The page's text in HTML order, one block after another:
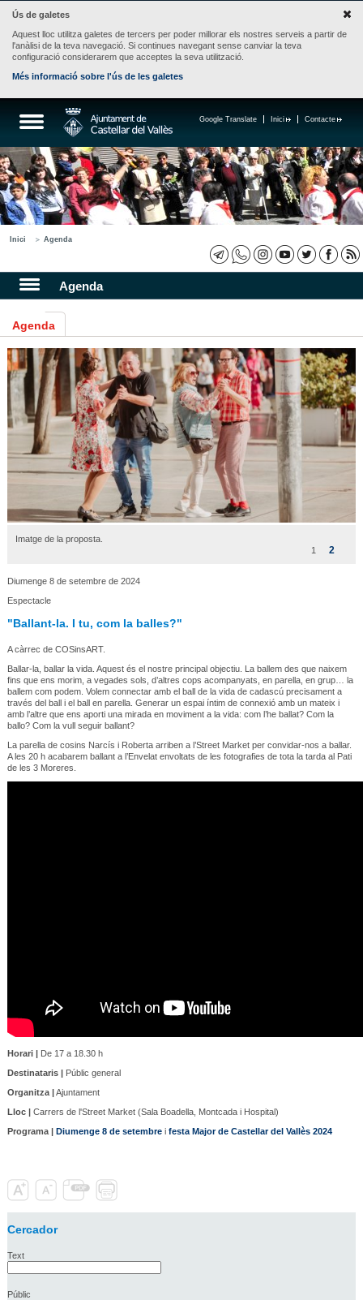
Ús de galetes
Aquest lloc utilitza galetes de tercers per poder millorar els nostres serveis a partir de
l'anàlisi de la teva navegació. Si continues navegant sense canviar la teva
configuració considerarem que acceptes la seva utilització.
Més informació sobre l'ús de les galetes
Contacte
Inici
Google Translate
Inici Agenda
Agenda
Agenda
Imatge de la proposta.
1
2
Diumenge 8 de setembre de 2024
Espectacle
"Ballant-la. I tu, com la balles?"
A càrrec de COSinsART.
Ballar-la, ballar la vida. Aquest és el nostre principal objectiu. La ballem des que naixem
fins que ens morim, a vegades sols, d’altres cops acompanyats, en parella, en grup… la
ballem com podem. Volem connectar amb el ball de la vida de cadascú precisament a
través del ball i el ball en parella. Generar un espai íntim de connexió amb un mateix i
amb l’altre que ens aporti una mirada en moviment a la vida: com l’he ballat? Com la
ballo? Com la vull seguir ballant?
La parella de cosins Narcís i Roberta arriben a l’Street Market per convidar-nos a ballar.
A les 20 h acabarem ballant a l’Envelat envoltats de les fotografies de tota la tarda al Pati
de les 3 Moreres.
Horari |De 17 a 18.30 h
Destinataris |Públic general
Organitza |Ajuntament
Lloc |Carrers de l'Street Market (Sala Boadella, Montcada i Hospital)
Programa | Diumenge 8 de setembrei festa Major de Castellar del Vallès 2024
Cercador
Text
Públic